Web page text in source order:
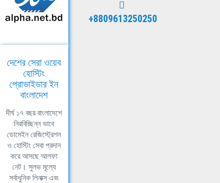
+8809613250250
দেশের সেরা ওয়েব
হোস্টিং
প্রোভাইডার ইন
বাংলাদেশ
দীর্ঘ ১৭ বছর বাংলাদেশে
নিরবিচ্ছিন্ন ভাবে
ডোমেইন রেজিস্ট্রেশন
ও হোস্টিং সেবা প্রদান
করে আসছে আলফা
নেট। সুলভ মূল্যে
সর্বাধুনিক লিনাক্স এবং